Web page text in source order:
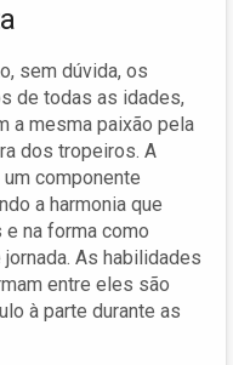
sem dúvida, os
de todas as idades,
a mesma paixão pela
dos tropeiros. A
componente
a harmonia que
na forma como
As habilidades
entre eles são
à parte durante as